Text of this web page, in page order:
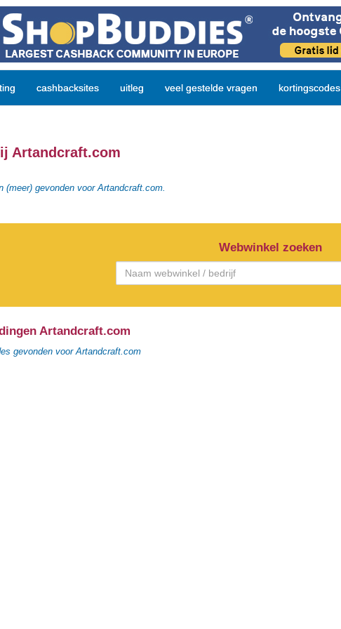
cashbacksites uitleg veel gestelde vragen kortingscodes
Artandcraft.com
gevonden voor Artandcraft.com.
Webwinkel zoeken
Artandcraft.com
gevonden voor Artandcraft.com